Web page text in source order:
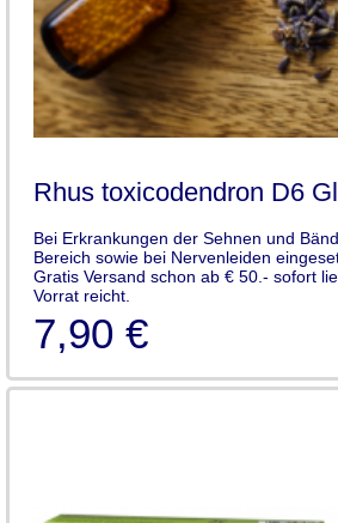
Rhus toxicodendron D6
Bei Erkrankungen der Sehnen und
Bereich sowie bei Nervenleiden
Gratis Versand schon ab € 50.- sofort
Vorrat reicht.
7,90 €